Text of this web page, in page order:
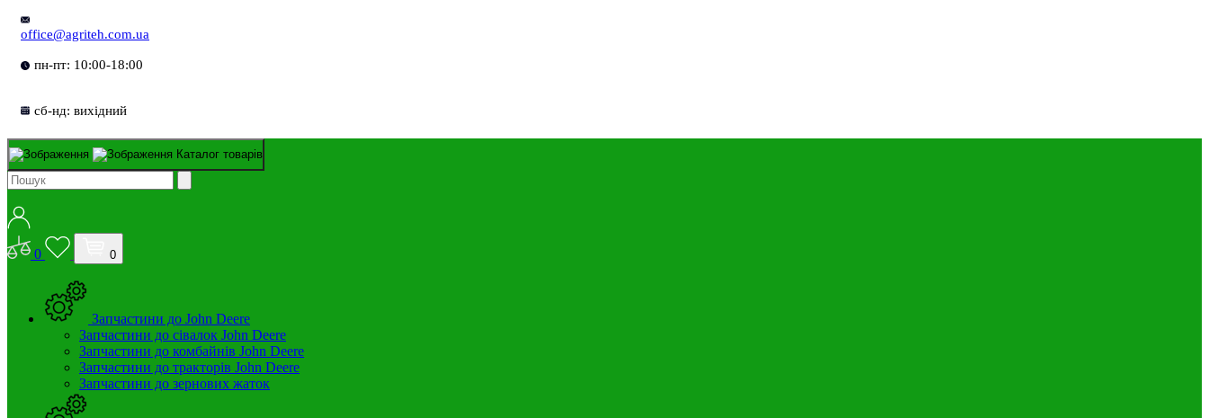
office@agriteh.com.ua
пн-пт: 10:00-18:00
сб-нд: вихідний
Каталог товарів
0 0
Запчастини до John Deere
Запчастини до сівалок John Deere
Запчастини до комбайнів John Deere
Запчастини до тракторів John Deere
Запчастини до зернових жаток